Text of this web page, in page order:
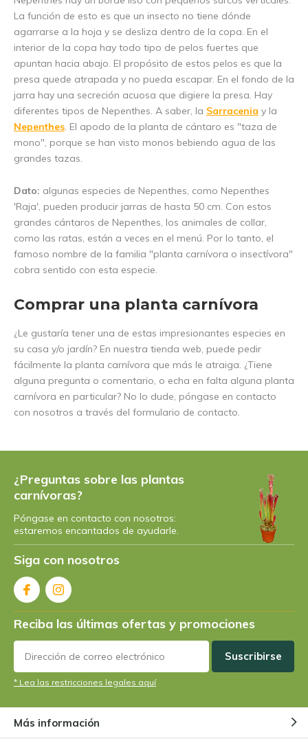
La función de esto es que un insecto no tiene dónde
agarrarse a la hoja y se desliza dentro de la copa. En el
interior de la copa hay todo tipo de pelos fuertes que
apuntan hacia abajo. El propósito de estos pelos es que la
presa quede atrapada y no pueda escapar. En el fondo de la
jarra hay una secreción acuosa que digiere la presa. Hay
diferentes tipos de Nepenthes. A saber, la Sarracenia y la
Nepenthes. El apodo de la planta de cántaro es "taza de
mono", porque se han visto monos bebiendo agua de las
grandes tazas.
Dato: algunas especies de Nepenthes, como Nepenthes
'Raja', pueden producir jarras de hasta 50 cm. Con estos
grandes cántaros de Nepenthes, los animales de collar,
como las ratas, están a veces en el menú. Por lo tanto, el
famoso nombre de la familia "planta carnívora o insectívora"
cobra sentido con esta especie.
Comprar una planta carnívora
¿Le gustaría tener una de estas impresionantes especies en
su casa y/o jardín? En nuestra tienda web, puede pedir
fácilmente la planta carnívora que más le atraiga. ¿Tiene
alguna pregunta o comentario, o echa en falta alguna planta
carnívora en particular? No lo dude, póngase en contacto
con nosotros a través del formulario de contacto.
¿Preguntas sobre las plantas
carnívoras?
Póngase en contacto con nosotros:
estaremos encantados de ayudarle.
Siga con nosotros
Reciba las últimas ofertas y promociones
Suscribirse
* Lea las restricciones legales aquí
Más información